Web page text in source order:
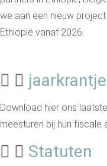
we aan een nieuw
Ethiopië vanaf 2026.
jaarkrantje
Download hier ons laatste
meesturen bij hun fiscale
Statuten